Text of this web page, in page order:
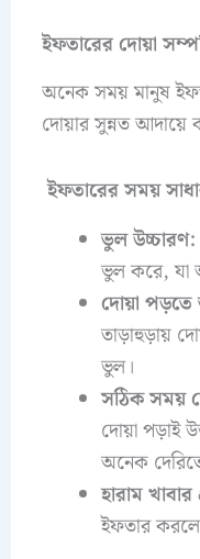
ইফতারের দোয়া
অনেক সময় মানুষ
দোয়ার সুন্নত আদায়ে
ইফতারের সময়
ভুল উচ্চারণ:
ভুল করে, যা
দোয়া পড়তে
তাড়াহুড়ায়
ভুল।
সঠিক সময়
দোয়া পড়াই
অনেক
হারাম
ইফতার